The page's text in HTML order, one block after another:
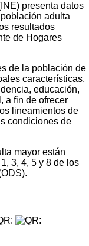
presenta datos
adulta
resultados
de Hogares
de la población de
características,
educación,
a fin de ofrecer
lineamientos de
condiciones de
mayor están
3, 4, 5 y 8 de los